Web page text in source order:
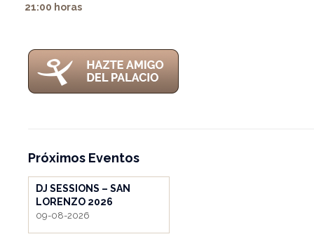
21:00 horas
Próximos Eventos
DJ SESSIONS – SAN
LORENZO 2026
09-08-2026